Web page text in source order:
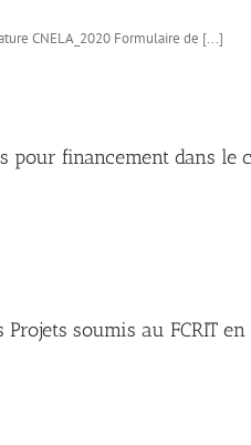
CNELA_2020 Formulaire de [...]
pour financement dans
soumis au FCRIT en